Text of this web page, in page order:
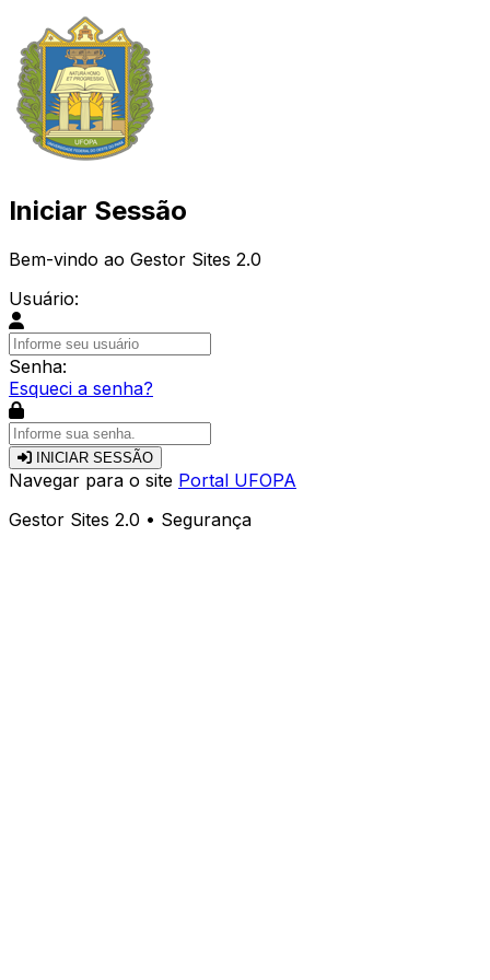
Iniciar Sessão
Bem-vindo ao Gestor Sites 2.0
Usuário:
Senha:
Esqueci a senha?
INICIAR SESSÃO
Navegar para o site Portal UFOPA
Gestor Sites 2.0 • Segurança